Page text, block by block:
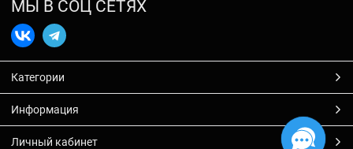
МЫ В СОЦ СЕТЯХ
Категории
Информация
Личный кабинет